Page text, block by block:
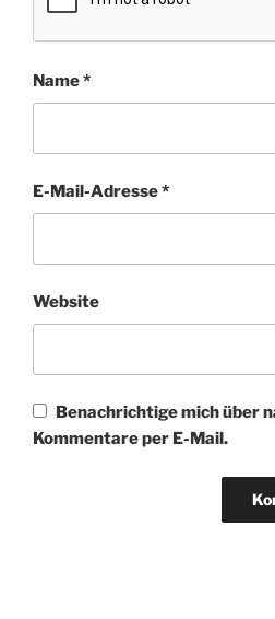
Name*
E-Mail-Adresse*
Website
Benachrichtige mich über
Kommentare per E-Mail.